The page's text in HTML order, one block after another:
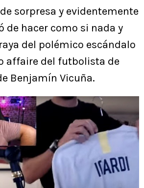
sorpresa y evidentemente
de hacer como si nada y
del polémico escándalo
affaire del futbolista de
Benjamín Vicuña.